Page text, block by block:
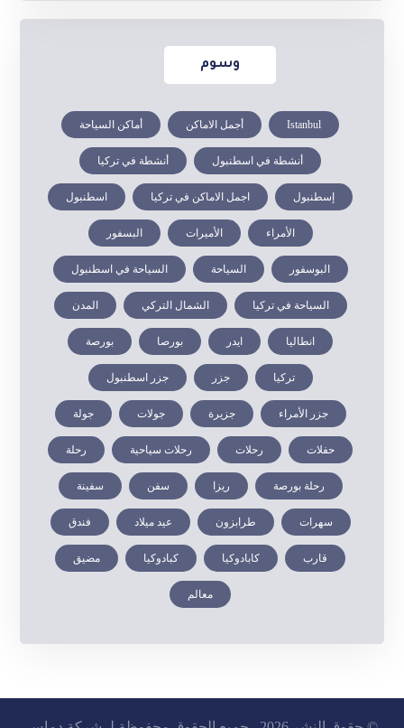
وسوم
Istanbul أجمل الاماكن أماكن السياحة
أنشطة في اسطنبول أنشطة في تركيا
إسطنبول اجمل الاماكن في تركيا اسطنبول
الأمراء الأميرات البسفور
البوسفور السياحة السياحة في اسطنبول
السياحة في تركيا الشمال التركي المدن
انطاليا ايدر بورصا بورصة
تركيا جزر جزر اسطنبول
جزر الأمراء جزيرة جولات جولة
حفلات رحلات رحلات سياحية رحلة
رحلة بورصة ريزا سفن سفينة
سهرات طرابزون عيد ميلاد فندق
قارب كابادوكيا كبادوكيا مضيق
معالم